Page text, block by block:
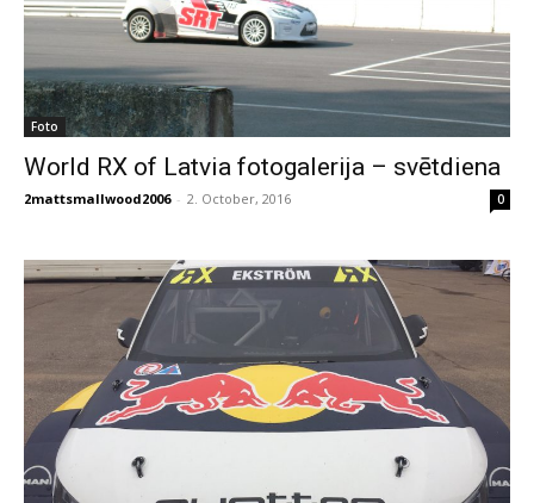
Foto
World RX of Latvia fotogalerija – svētdiena
2mattsmallwood2006 - 2. October, 2016 0